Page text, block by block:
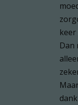
Dan